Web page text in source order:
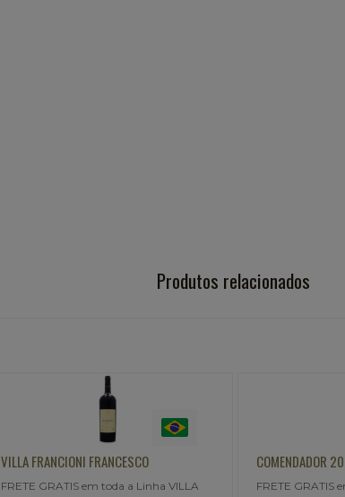
Produtos relacionados
VILLA FRANCIONI FRANCESCO
FRETE GRATIS em toda a Linha VILLA
COMENDADOR
FRETE GRATIS